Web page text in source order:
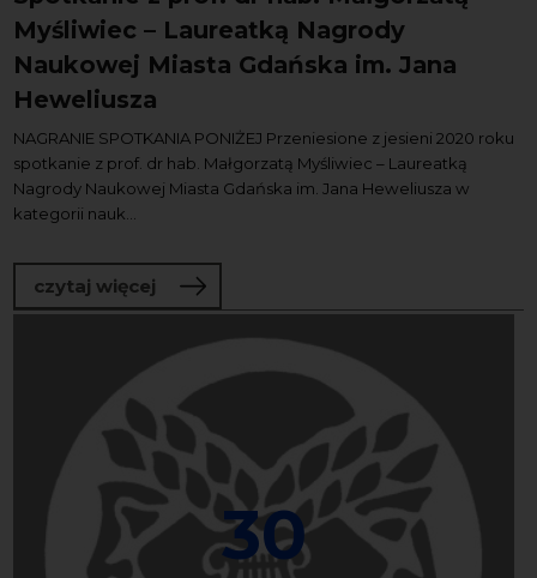
Myśliwiec – Laureatką Nagrody
Naukowej Miasta Gdańska im. Jana
Heweliusza
NAGRANIE SPOTKANIA PONIŻEJ Przeniesione z jesieni 2020 roku
spotkanie z prof. dr hab. Małgorzatą Myśliwiec – Laureatką
Nagrody Naukowej Miasta Gdańska im. Jana Heweliusza w
kategorii nauk...
czytaj więcej o Spotkanie z prof. dr hab.
30